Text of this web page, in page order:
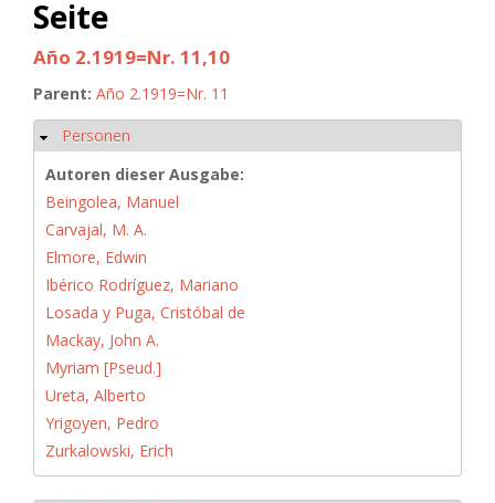
Seite
Año 2.1919=Nr. 11,10
Parent: Año 2.1919=Nr. 11
Hide
Personen
Autoren dieser Ausgabe:
Beingolea, Manuel
Carvajal, M. A.
Elmore, Edwin
Ibérico Rodríguez, Mariano
Losada y Puga, Cristóbal de
Mackay, John A.
Myriam [Pseud.]
Ureta, Alberto
Yrigoyen, Pedro
Zurkalowski, Erich